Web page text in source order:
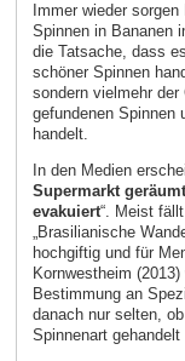
Immer wieder
Spinnen in Bananen
die Tatsache, dass
schöner Spinnen
sondern vielmehr
gefundenen Spinnen
handelt.
In den Medien
Supermarkt
evakuiert“. Meist
„Brasilianische
hochgiftig und für
Kornwestheim
Bestimmung an
danach nur selten,
Spinnenart gehandelt